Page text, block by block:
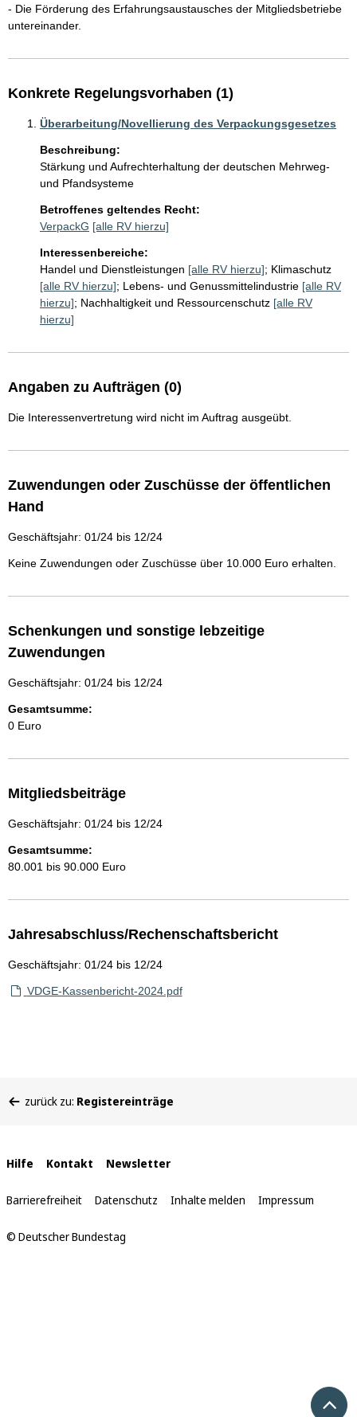
- Die Förderung des Erfahrungsaustausches der Mitgliedsbetriebe
Konkrete Regelungsvorhaben (1)
Überarbeitung/Novellierung des Verpackungsgesetzes
Beschreibung:
Stärkung und Aufrechterhaltung der deutschen Mehrweg-
und Pfandsysteme
Betroffenes geltendes Recht:
VerpackG [alle RV hierzu]
Interessenbereiche:
Handel und Dienstleistungen [alle RV hierzu]; Klimaschutz
[alle RV hierzu]; Lebens- und Genussmittelindustrie [alle RV
hierzu]; Nachhaltigkeit und Ressourcenschutz [alle RV
hierzu]
Angaben zu Aufträgen (0)
Die Interessenvertretung wird nicht im Auftrag ausgeübt.
Zuwendungen oder Zuschüsse der öffentlichen
Hand
Geschäftsjahr: 01/24 bis 12/24
Keine Zuwendungen oder Zuschüsse über 10.000 Euro erhalten.
Schenkungen und sonstige lebzeitige
Zuwendungen
Geschäftsjahr: 01/24 bis 12/24
Gesamtsumme:
0 Euro
Mitgliedsbeiträge
Geschäftsjahr: 01/24 bis 12/24
Gesamtsumme:
80.001 bis 90.000 Euro
Jahresabschluss/Rechenschaftsbericht
Geschäftsjahr: 01/24 bis 12/24
VDGE-Kassenbericht-2024.pdf
befinden
zurück zu: Registereinträge
Interne
Links
Hilfe Kontakt Newsletter
Barrierefreiheit Datenschutz Inhalte melden Impressum
© Deutscher Bundestag